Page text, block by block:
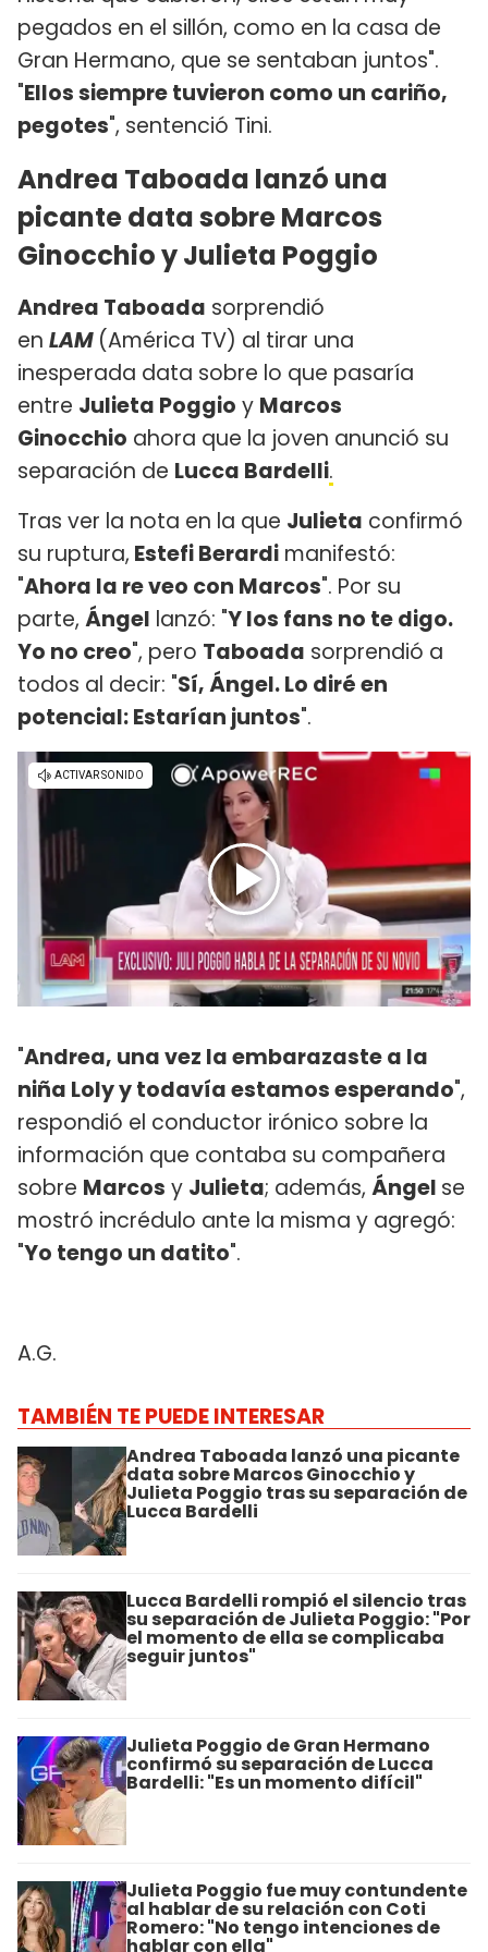
pegados en el sillón, como en la casa de
Gran Hermano, que se sentaban juntos".
"Ellos siempre tuvieron como un cariño,
pegotes", sentenció Tini.
Andrea Taboada lanzó una
picante data sobre Marcos
Ginocchio y Julieta Poggio
Andrea Taboada sorprendió
en LAM (América TV) al tirar una
inesperada data sobre lo que pasaría
entre Julieta Poggio y Marcos
Ginocchio ahora que la joven anunció su
separación de Lucca Bardelli.
Tras ver la nota en la que Julieta confirmó
su ruptura, Estefi Berardi manifestó:
"Ahora la re veo con Marcos". Por su
parte, Ángel lanzó: "Y los fans no te digo.
Yo no creo", pero Taboada sorprendió a
todos al decir: "Sí, Ángel. Lo diré en
potencial: Estarían juntos".
"Andrea, una vez la embarazaste a la
niña Loly y todavía estamos esperando",
respondió el conductor irónico sobre la
información que contaba su compañera
sobre Marcos y Julieta; además, Ángel se
mostró incrédulo ante la misma y agregó:
"Yo tengo un datito".
A.G.
TAMBIÉN TE PUEDE INTERESAR
Andrea Taboada lanzó una picante
data sobre Marcos Ginocchio y
Julieta Poggio tras su separación de
Lucca Bardelli
Lucca Bardelli rompió el silencio tras
su separación de Julieta Poggio: "Por
el momento de ella se complicaba
seguir juntos"
Julieta Poggio de Gran Hermano
confirmó su separación de Lucca
Bardelli: "Es un momento difícil"
Julieta Poggio fue muy contundente
al hablar de su relación con Coti
Romero: "No tengo intenciones de
hablar con ella"